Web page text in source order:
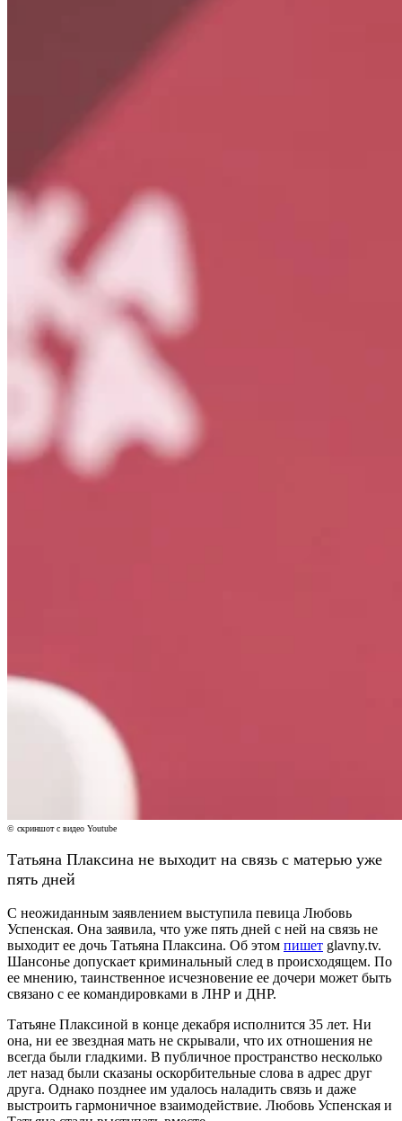
© скриншот с видео Youtube
Татьяна Плаксина не выходит на связь с матерью уже
пять дней
С неожиданным заявлением выступила певица Любовь
Успенская. Она заявила, что уже пять дней с ней на связь не
выходит ее дочь Татьяна Плаксина. Об этом пишет glavny.tv.
Шансонье допускает криминальный след в происходящем. По
ее мнению, таинственное исчезновение ее дочери может быть
связано с ее командировками в ЛНР и ДНР.
Татьяне Плаксиной в конце декабря исполнится 35 лет. Ни
она, ни ее звездная мать не скрывали, что их отношения не
всегда были гладкими. В публичное пространство несколько
лет назад были сказаны оскорбительные слова в адрес друг
друга. Однако позднее им удалось наладить связь и даже
выстроить гармоничное взаимодействие. Любовь Успенская и